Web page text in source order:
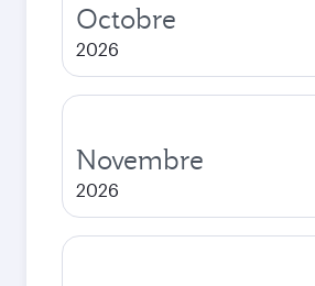
Octobre
2026
Novembre
2026